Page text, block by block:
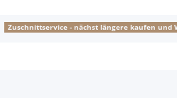
Zuschnittservice - nächst längere kaufen und